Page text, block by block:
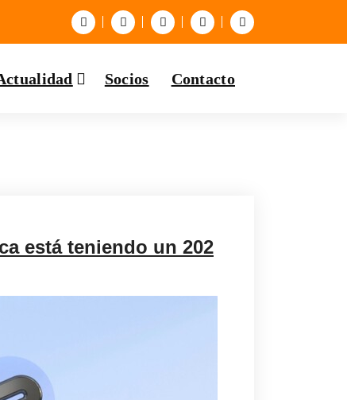
Socios Contacto
está teniendo un 202